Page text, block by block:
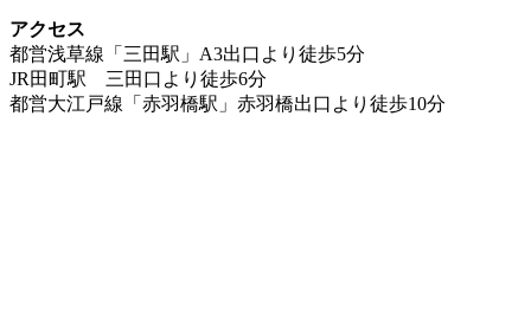
アクセス
都営浅草線「三田駅」A3出口より徒歩5分
JR田町駅 三田口より徒歩6分
都営大江戸線「赤羽橋駅」赤羽橋出口より徒歩10分